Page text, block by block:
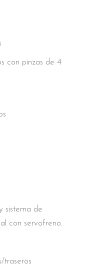
con pinzas de 4
sistema de
con servofreno.
traseros